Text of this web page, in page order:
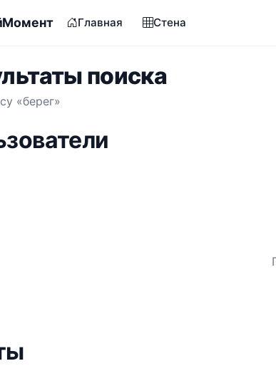
Главная Стена
поиска
«берег»